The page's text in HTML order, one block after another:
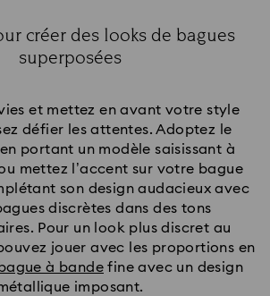
créer des looks de bagues
superposées
et mettez en avant votre style
défier les attentes. Adoptez le
portant un modèle saisissant à
mettez l’accent sur votre bague
son design audacieux avec
discrètes dans des tons
Pour un look plus discret au
jouer avec les proportions en
bague à bandefine avec un design
imposant.